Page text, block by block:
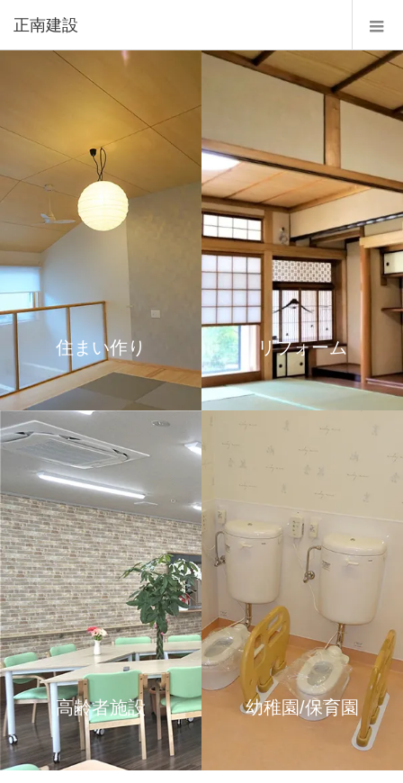
正南建設
住まい作り リフォーム
高齢者施設 幼稚園/保育園